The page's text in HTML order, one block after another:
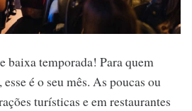
baixa temporada! Para quem
é o seu mês. As poucas ou
turísticas e em restaurantes